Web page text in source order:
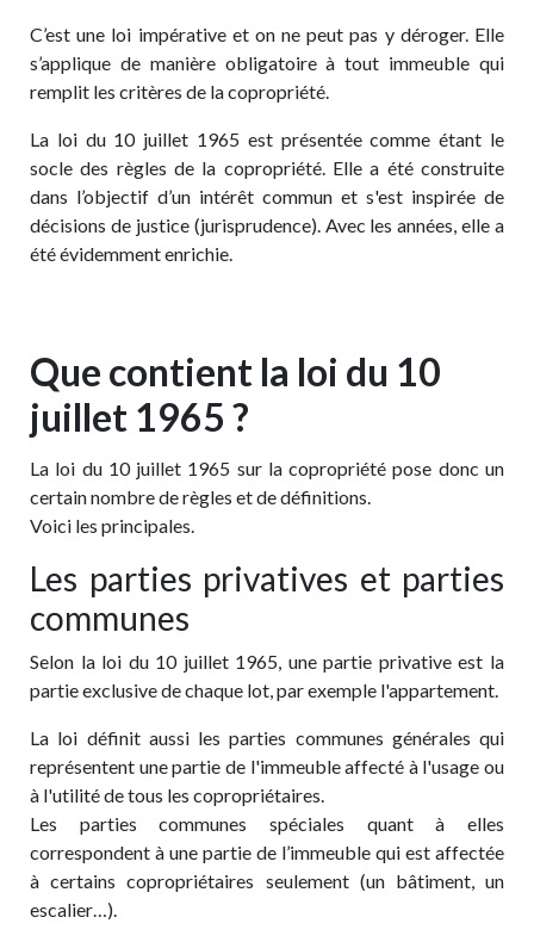
C’est une loi impérative et on ne peut pas y déroger. Elle
s’applique de manière obligatoire à tout immeuble qui
remplit les critères de la copropriété.
La loi du 10 juillet 1965 est présentée comme étant le
socle des règles de la copropriété. Elle a été construite
dans l’objectif d’un intérêt commun et s'est inspirée de
décisions de justice (jurisprudence). Avec les années, elle a
été évidemment enrichie.
Que contient la loi du 10
juillet 1965 ?
La loi du 10 juillet 1965 sur la copropriété pose donc un
certain nombre de règles et de définitions.
Voici les principales.
Les parties privatives et parties
communes
Selon la loi du 10 juillet 1965, une partie privative est la
partie exclusive de chaque lot, par exemple l'appartement.
La loi définit aussi les parties communes générales qui
représentent une partie de l'immeuble affecté à l'usage ou
à l'utilité de tous les copropriétaires.
Les parties communes spéciales quant à elles
correspondent à une partie de l’immeuble qui est affectée
à certains copropriétaires seulement (un bâtiment, un
escalier…).